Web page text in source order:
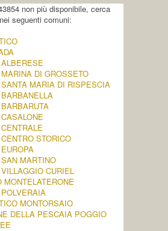
non più disponibile, cerca
seguenti comuni:
DI GROSSETO
MARIA DI RISPESCIA
STORICO
MARTINO
CURIEL
MONTELATERONE
MONTORSAIO
DELLA PESCAIA POGGIO